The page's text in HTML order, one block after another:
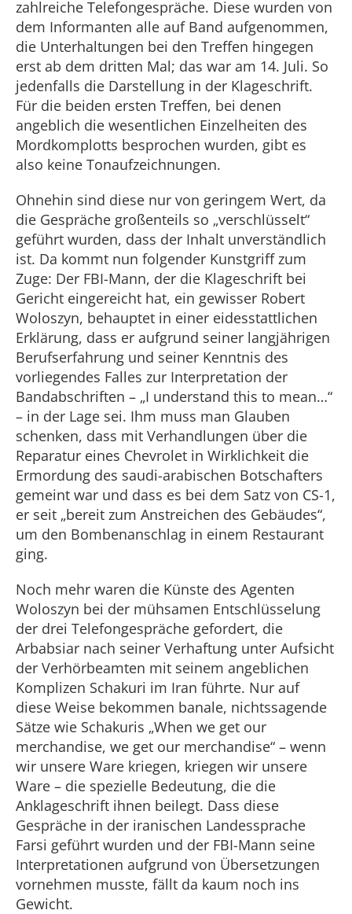
zahlreiche Telefongespräche. Diese wurden von
dem Informanten alle auf Band aufgenommen,
die Unterhaltungen bei den Treffen hingegen
erst ab dem dritten Mal; das war am 14. Juli. So
jedenfalls die Darstellung in der Klageschrift.
Für die beiden ersten Treffen, bei denen
angeblich die wesentlichen Einzelheiten des
Mordkomplotts besprochen wurden, gibt es
also keine Tonaufzeichnungen.
Ohnehin sind diese nur von geringem Wert, da
die Gespräche großenteils so „verschlüsselt“
geführt wurden, dass der Inhalt unverständlich
ist. Da kommt nun folgender Kunstgriff zum
Zuge: Der FBI-Mann, der die Klageschrift bei
Gericht eingereicht hat, ein gewisser Robert
Woloszyn, behauptet in einer eidesstattlichen
Erklärung, dass er aufgrund seiner langjährigen
Berufserfahrung und seiner Kenntnis des
vorliegendes Falles zur Interpretation der
Bandabschriften – „I understand this to mean…“
– in der Lage sei. Ihm muss man Glauben
schenken, dass mit Verhandlungen über die
Reparatur eines Chevrolet in Wirklichkeit die
Ermordung des saudi-arabischen Botschafters
gemeint war und dass es bei dem Satz von CS-1,
er seit „bereit zum Anstreichen des Gebäudes“,
um den Bombenanschlag in einem Restaurant
ging.
Noch mehr waren die Künste des Agenten
Woloszyn bei der mühsamen Entschlüsselung
der drei Telefongespräche gefordert, die
Arbabsiar nach seiner Verhaftung unter Aufsicht
der Verhörbeamten mit seinem angeblichen
Komplizen Schakuri im Iran führte. Nur auf
diese Weise bekommen banale, nichtssagende
Sätze wie Schakuris „When we get our
merchandise, we get our merchandise“ – wenn
wir unsere Ware kriegen, kriegen wir unsere
Ware – die spezielle Bedeutung, die die
Anklageschrift ihnen beilegt. Dass diese
Gespräche in der iranischen Landessprache
Farsi geführt wurden und der FBI-Mann seine
Interpretationen aufgrund von Übersetzungen
vornehmen musste, fällt da kaum noch ins
Gewicht.